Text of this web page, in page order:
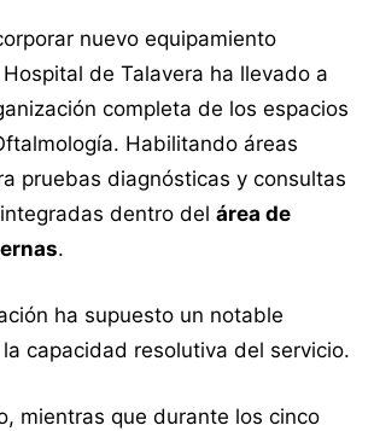
nuevo equipamiento
de Talavera ha llevado a
completa de los espacios
Habilitando áreas
pruebas diagnósticas y consultas
dentro del área de
.
ha supuesto un notable
capacidad resolutiva del servicio.
mientras que durante los cinco